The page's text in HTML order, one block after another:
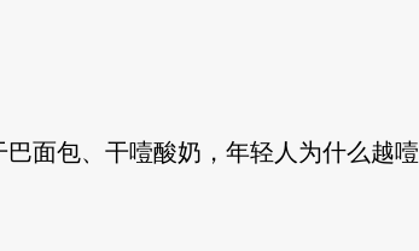
面包、干噎酸奶，年轻人为什么越噎